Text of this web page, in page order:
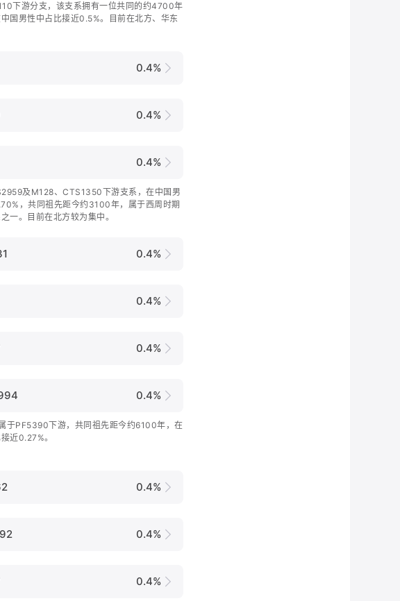
下游分支，该支系拥有一位共同的约4700年
国男性中占比接近0.5%。目前在北方、华东
0.4%
0.4%
0.4%
及M128、CTS1350下游支系，在中国男
，共同祖先距今约3100年，属于西周时期
一。目前在北方较为集中。
0.4%
0.4%
0.4%
0.4%
于PF5390下游，共同祖先距今约6100年，在
近0.27%。
0.4%
0.4%
0.4%